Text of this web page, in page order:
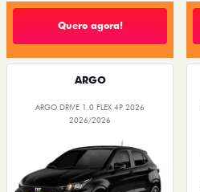
Quero agora!
ARGO
ARGO DRIVE 1.0 FLEX 4P 2026
2026/2026